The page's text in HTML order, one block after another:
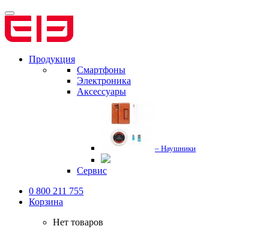
Продукция
Смартфоны
Электроника
Аксессуары
– Наушники
Сервис
0 800 211 755
Корзина
Нет товаров